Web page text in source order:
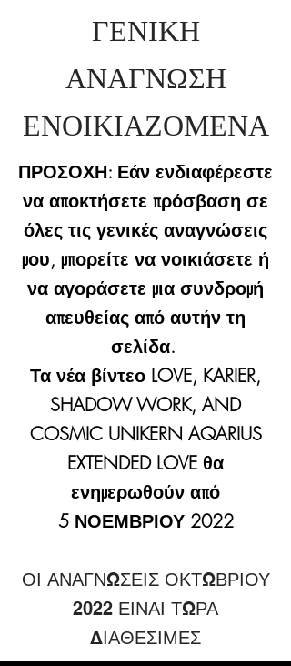
ΓΕΝΙΚΗ
ΑΝΑΓΝΩΣΗ
ΕΝΟΙΚΙΑΖΟΜΕΝΑ
ΠΡΟΣΟΧΗ: Εάν ενδιαφέρεστε
να αποκτήσετε πρόσβαση σε
όλες τις γενικές αναγνώσεις
μου, μπορείτε να νοικιάσετε ή
να αγοράσετε μια συνδρομή
απευθείας από αυτήν τη
σελίδα.
Τα νέα βίντεο LOVE, KARIER,
SHADOW WORK, AND
COSMIC UNIKERN AQARIUS
EXTENDED LOVE θα
ενημερωθούν από
5 ΝΟΕΜΒΡΙΟΥ 2022
ΟΙ ΑΝΑΓΝΩΣΕΙΣ ΟΚΤΩΒΡΙΟΥ
2022 ΕΙΝΑΙ ΤΩΡΑ
ΔΙΑΘΕΣΙΜΕΣ